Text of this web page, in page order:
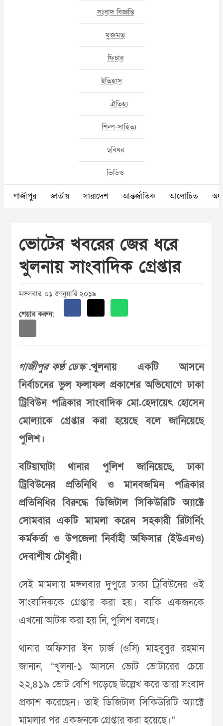
সংবাদ বিজ্ঞপ্তি
মুক্তমত
ফিচার
ইতিহাস
ঐতিহ্য
শিল্প-সাহিত্য
ছবিঘর
ভিডিও
গাজীপুর জাতীয় সারাদেশ আন্তর্জাতিক আলোচিত
ভোটের খবরের জের ধরে
খুলনায় সাংবাদিক গ্রেপ্তার
মঙ্গলবার, ০১ জানুয়ারি ২০১৯
শেয়ার করুন:
গাজীপুর কণ্ঠ ডেস্ক :খুলনায় একটি আসনে
নির্বাচনের ভুল ফলাফল প্রকাশের অভিযোগে ঢাকা
ট্রিবিউন পত্রিকার সাংবাদিক মো.হেদায়েৎ হোসেন
মোল্যাকে গ্রেপ্তার করা হয়েছে বলে জানিয়েছে
পুলিশ।
বটিয়াঘাটা থানার পুলিশ জানিয়েছে, ঢাকা
ট্রিবিউনের প্রতিনিধি ও মানবজমিন পত্রিকার
প্রতিনিধির বিরুদ্ধে ডিজিটাল সিকিউরিটি অ্যাক্টে
সোমবার একটি মামলা করেন সহকারী রিটার্নিং
কর্মকর্তা ও উপজেলা নির্বাহী অফিসার (ইউএনও)
দেবাশীষ চৌধুরী।
সেই মামলায় মঙ্গলবার দুপুরে ঢাকা ট্রিবিউনের ওই
সাংবাদিককে গ্রেপ্তার করা হয়। বাকি একজনকে
এখনো আটক করা হয় নি, পুলিশ বলছে।
থানার অফিসার ইন চার্জ (ওসি) মাহবুবুর রহমান
জানান, “খুলনা-১ আসনে ভোট ভোটারের চেয়ে
২২,৪১৯ ভোট বেশি পড়েছে উল্লেখ করে তারা সংবাদ
প্রকাশ করেছেন। তাই ডিজিটাল সিকিউরিটি অ্যাক্টে
মামলার পর একজনকে গ্রেপ্তার করা হয়েছে।”